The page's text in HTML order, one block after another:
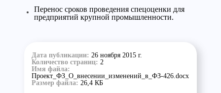
Перенос сроков проведения спецоценки для
предприятий крупной промышленности.
Дата публикации: 26 ноября 2015 г.
Количество страниц: 2
Имя файла:
Проект_ФЗ_О_внесении_изменений_в_ФЗ-426.docx
Размер файла: 26,4 КБ